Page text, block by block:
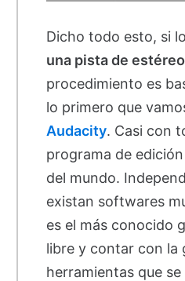
Dicho todo esto, si
una pista de
procedimiento es
lo primero que
Audacity. Casi con
programa de
del mundo.
existan softwares
es el más conocido
libre y contar con la
herramientas que